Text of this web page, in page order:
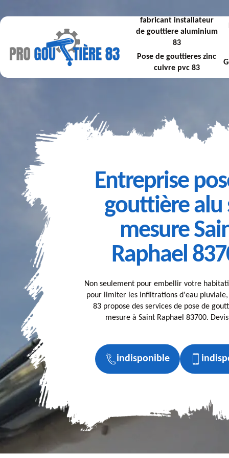
fabricant installateur
de gouttiere aluminium
83
Pose de gouttieres zinc
cuivre pvc 83
Entreprise
gouttière alu
mesure
Raphael
Non seulement pour embellir votre
pour limiter les infiltrations d'eau
83 propose des services de pose de
mesure à Saint Raphael 83700.
indisponible